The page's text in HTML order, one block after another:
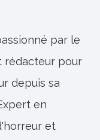
par le
rédacteur pour
depuis sa
en
et